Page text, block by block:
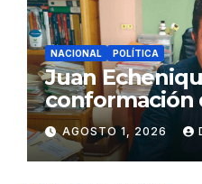
NACIONAL POLÍTICA
Juan
conformación
gabinete
Fujimori
AGOSTO 1, 2026